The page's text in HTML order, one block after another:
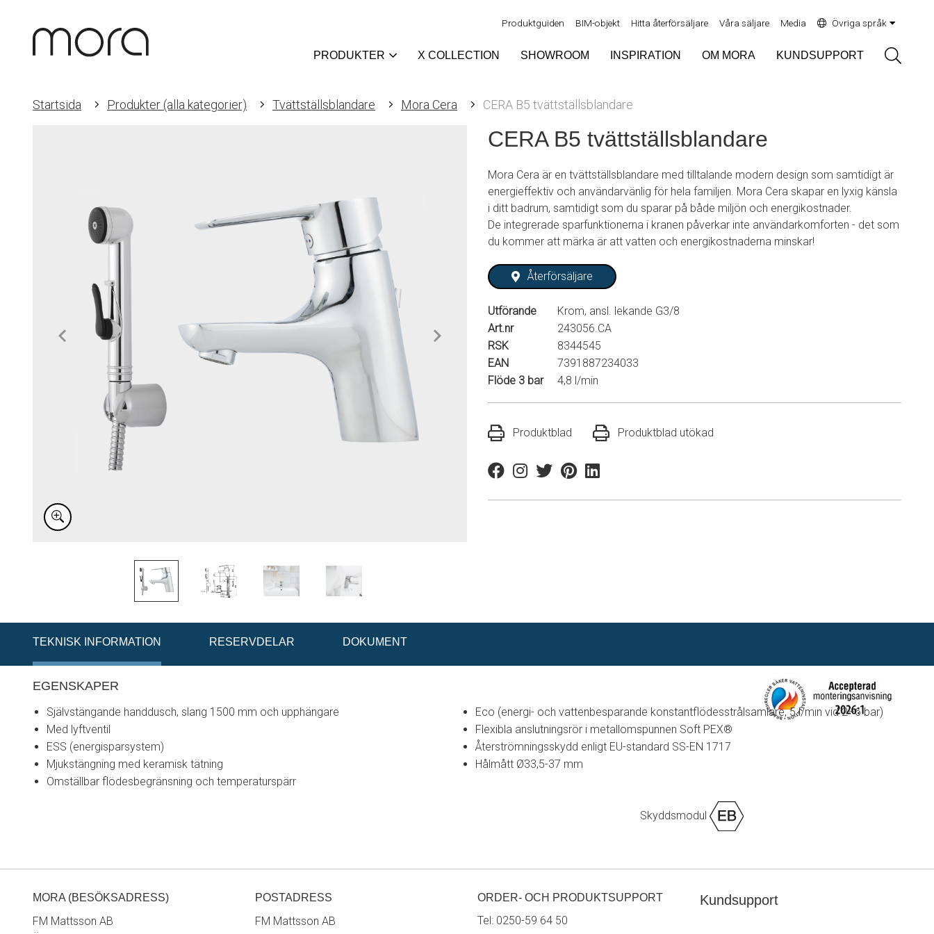
Produktguiden BIM-objekt Hitta återförsäljare Våra säljare Media Övriga språk
PRODUKTER X COLLECTION SHOWROOM INSPIRATION OM MORA KUNDSUPPORT
Startsida Produkter (alla kategorier) Tvättställsblandare Mora Cera CERA B5 tvättställsblandare
CERA B5 tvättställsblandare
Mora Cera är en tvättställsblandare med tilltalande modern design som samtidigt är
energieffektiv och användarvänlig för hela familjen. Mora Cera skapar en lyxig känsla
i ditt badrum, samtidigt som du sparar på både miljön och energikostnader.
De integrerade sparfunktionerna i kranen påverkar inte användarkomforten - det som
du kommer att märka är att vatten och energikostnaderna minskar!
Återförsäljare
Utförande
Krom, ansl. lekande G3/8
Art.nr
243056.CA
RSK
8344545
EAN
7391887234033
Flöde 3 bar
4,8 l/min
Produktblad Produktblad utökad
FacebookInstagram
TwitterPinterestLinkedin
TEKNISK INFORMATION RESERVDELAR DOKUMENT
EGENSKAPER
Självstängande handdusch, slang 1500 mm och upphängare
Med lyftventil
ESS (energisparsystem)
Mjukstängning med keramisk tätning
Omställbar flödesbegränsning och temperaturspärr
Eco (energi- och vattenbesparande konstantflödesstrålsamlare, 5 l/min vid 2–6 bar)
Flexibla anslutningsrör i metallomspunnen Soft PEX®
Återströmningsskydd enligt EU-standard SS-EN 1717
Hålmått Ø33,5-37 mm
Skyddsmodul
MORA (BESÖKSADRESS)
FM Mattsson AB
POSTADRESS
FM Mattsson AB
ORDER- OCH PRODUKTSUPPORT
Tel: 0250-59 64 50
Kundsupport